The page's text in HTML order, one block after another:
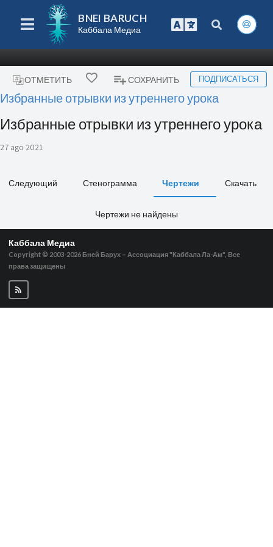
BNEI BARUCH
Каббала Медиа
ОТМЕТИТЬ СОХРАНИТЬ ПОДПИСАТЬСЯ
Избранные отрывки из утреннего урока
Избранные отрывки из утреннего урока
27 ago 2021
Следующий Стенограмма Чертежи Скачать
Чертежи не найдены
Каббала Медиа
Copyright © 2003-2026 Бней Барух – Ассоциация "Каббала Ла-Ам", Все
права защищены